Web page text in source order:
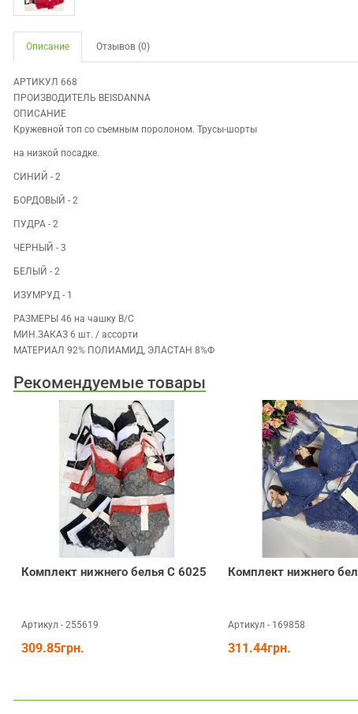
Описание Отзывов (0)
АРТИКУЛ 668
ПРОИЗВОДИТЕЛЬ BEISDANNA
ОПИСАНИЕ
Кружевной топ со съемным поролоном. Трусы-шорты
на низкой посадке.
СИНИЙ - 2
БОРДОВЫЙ - 2
ПУДРА - 2
ЧЕРНЫЙ - 3
БЕЛЫЙ - 2
ИЗУМРУД - 1
РАЗМЕРЫ 46 на чашку В/С
МИН.ЗАКАЗ 6 шт. / ассорти
МАТЕРИАЛ 92% ПОЛИАМИД, ЭЛАСТАН 8%Ф
Рекомендуемые товары
Комплект нижнего белья С 6025
Артикул - 255619
309.85грн.
Комплект нижнего
Артикул - 169858
311.44грн.